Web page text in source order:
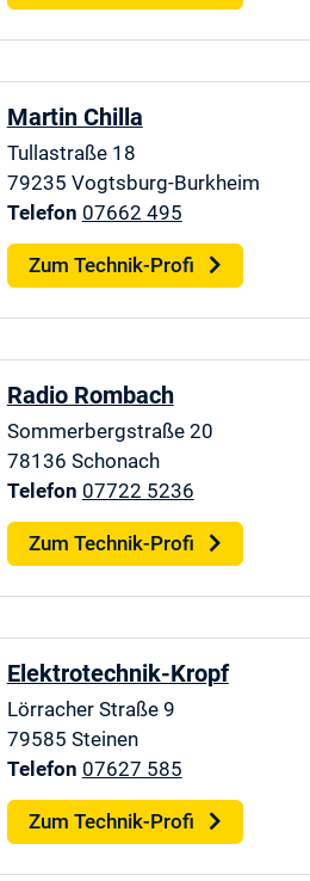
Martin Chilla
Tullastraße 18
79235 Vogtsburg-Burkheim
Telefon 07662 495
Zum Technik-Profi
Radio Rombach
Sommerbergstraße 20
78136 Schonach
Telefon 07722 5236
Zum Technik-Profi
Elektrotechnik-Kropf
Lörracher Straße 9
79585 Steinen
Telefon 07627 585
Zum Technik-Profi